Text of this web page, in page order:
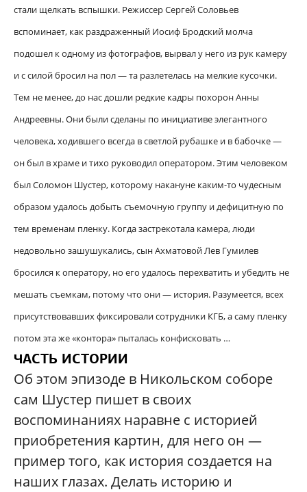
стали щелкать вспышки. Режиссер Сергей Соловьев
вспоминает, как раздраженный Иосиф Бродский молча
подошел к одному из фотографов, вырвал у него из рук камеру
и с силой бросил на пол — та разлетелась на мелкие кусочки.
Тем не менее, до нас дошли редкие кадры похорон Анны
Андреевны. Они были сделаны по инициативе элегантного
человека, ходившего всегда в светлой рубашке и в бабочке —
он был в храме и тихо руководил оператором. Этим человеком
был Соломон Шустер, которому накануне каким-то чудесным
образом удалось добыть съемочную группу и дефицитную по
тем временам пленку. Когда застрекотала камера, люди
недовольно зашушукались, сын Ахматовой Лев Гумилев
бросился к оператору, но его удалось перехватить и убедить не
мешать съемкам, потому что они — история. Разумеется, всех
присутствовавших фиксировали сотрудники КГБ, а саму пленку
потом эта же «контора» пыталась конфисковать …
ЧАСТЬ ИСТОРИИ
Об этом эпизоде в Никольском соборе
сам Шустер пишет в своих
воспоминаниях наравне с историей
приобретения картин, для него он —
пример того, как история создается на
наших глазах. Делать историю и